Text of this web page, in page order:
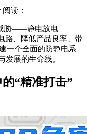
阅读：
胁——静电放电
路、降低产品良率、带
一个全面的防静电系
发展的生命线。
“精准打击”